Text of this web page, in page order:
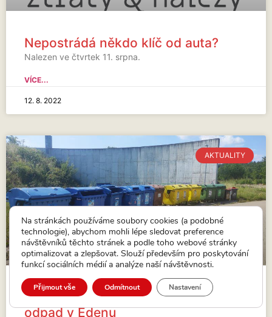
Nepostrádá někdo klíč od auta?
Nalezen ve čtvrtek 11. srpna.
VÍCE...
12. 8. 2022
AKTUALITY
Přemístění kontejnerů na tříděný
odpad v Edenu
Na stránkách používáme soubory cookies (a podobné
technologie), abychom mohli lépe sledovat preference
návštěvníků těchto stránek a podle toho webové stránky
optimalizovat a zlepšovat. Slouží především pro poskytování
funkcí sociálních médií a analýze naší návštěvnosti.
Přijmout vše Odmítnout Nastavení